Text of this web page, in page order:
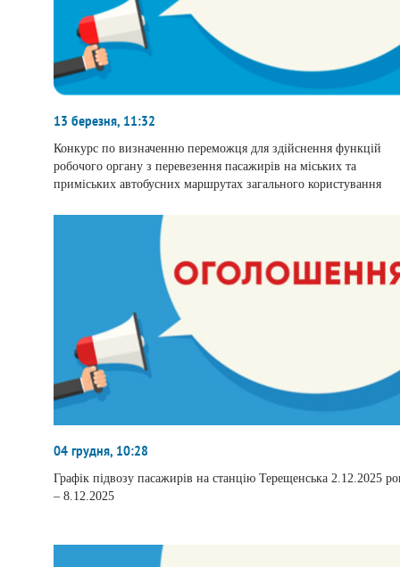
13 березня, 11:32
Конкурс по визначенню переможця для здійснення функцій
робочого органу з перевезення пасажирів на міських та
приміських автобусних маршрутах загального користування
04 грудня, 10:28
Графік підвозу пасажирів на станцію Терещенська 2.12.2025
– 8.12.2025